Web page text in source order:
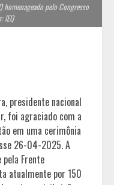
homenageado pelo Congresso
IEQ
presidente nacional
foi agraciado com a
em uma cerimônia
26-04-2025. A
Frente
atualmente por 150